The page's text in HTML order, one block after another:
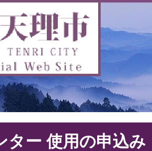
ター 使用の申込み